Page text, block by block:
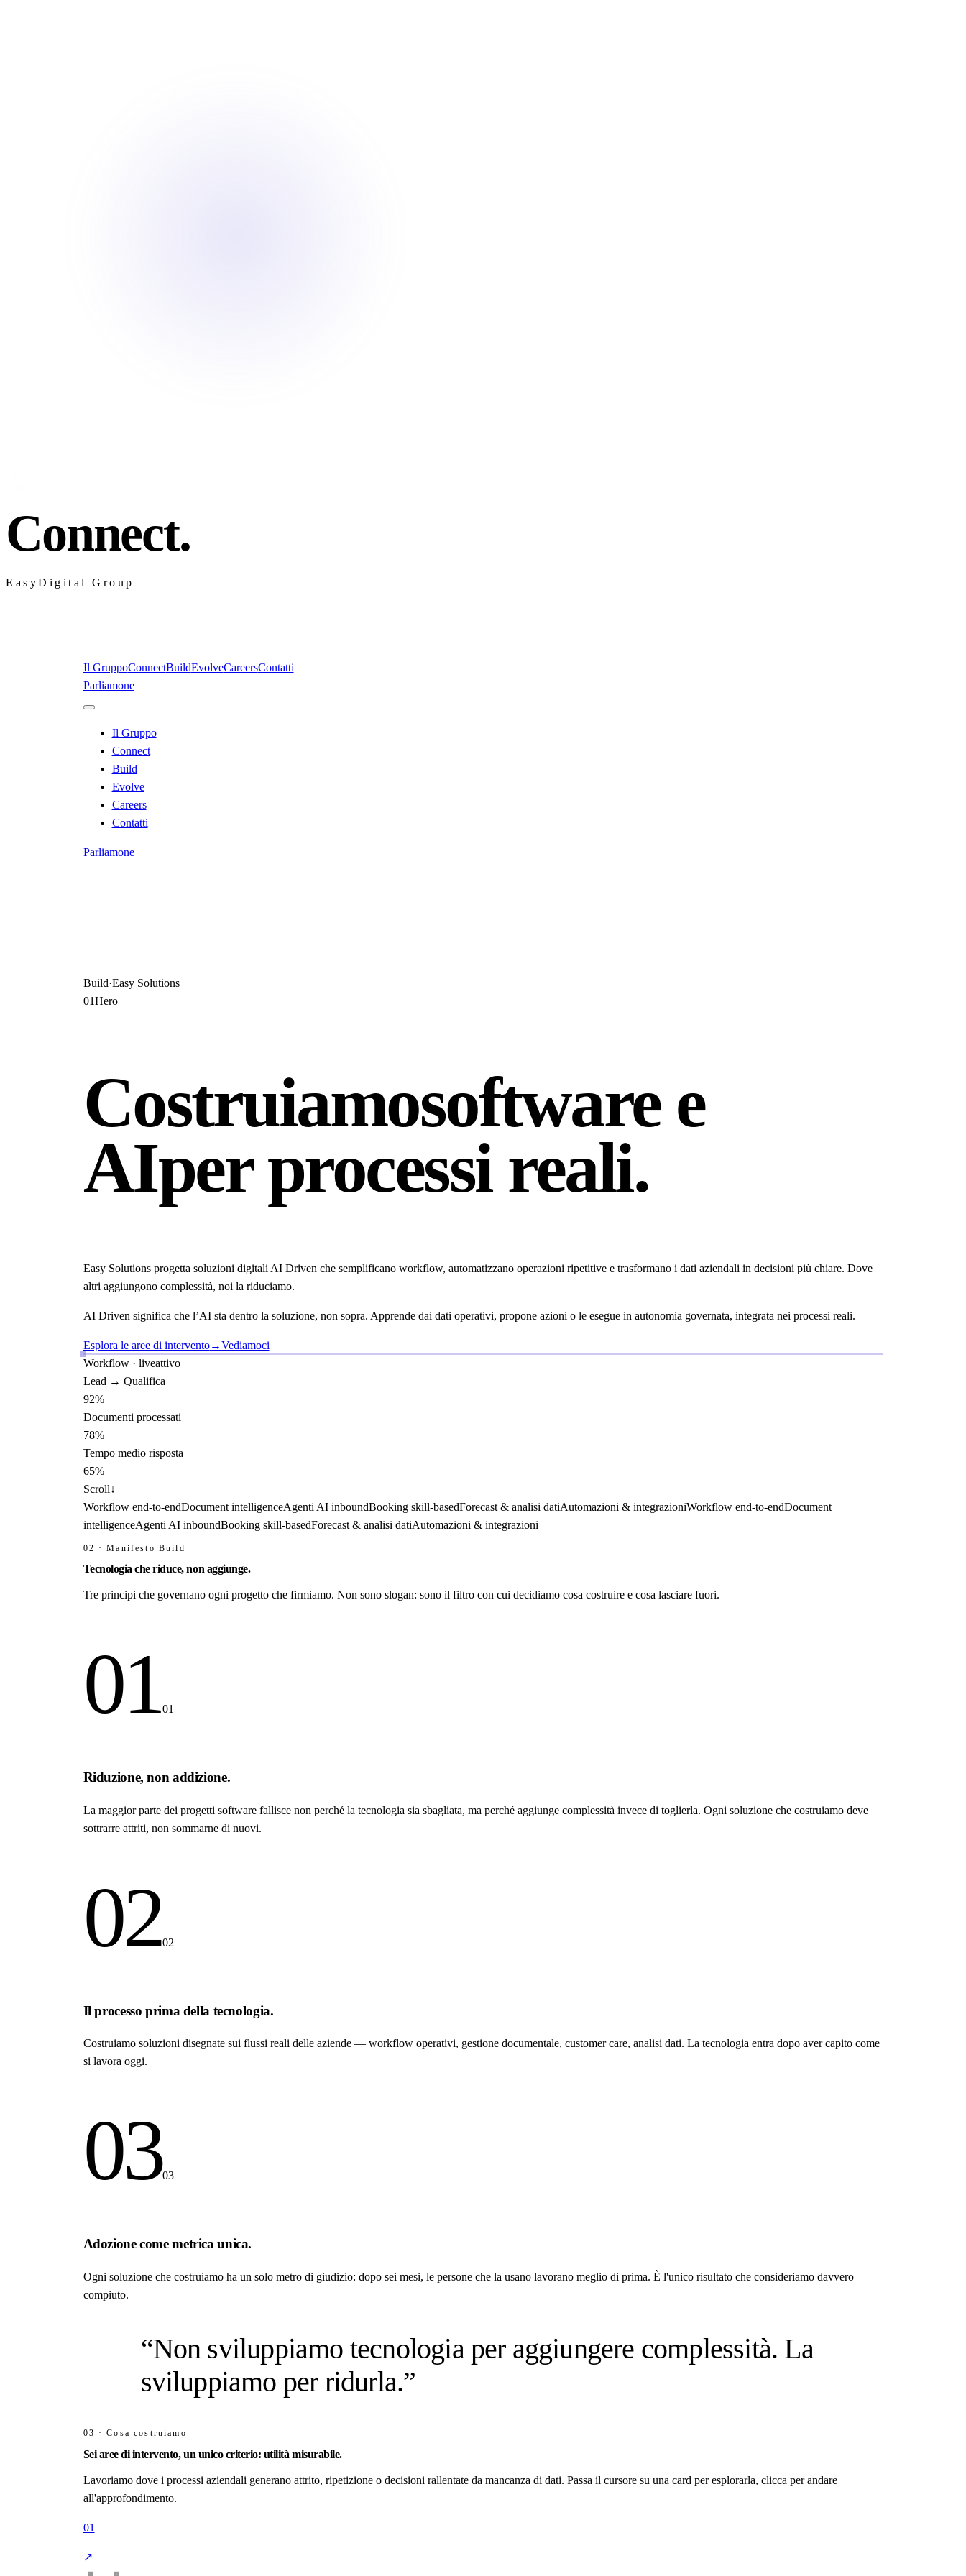
Connect.
EasyDigital Group
Il GruppoConnectBuildEvolveCareersContatti
Parliamone
Il Gruppo
Connect
Build
Evolve
Careers
Contatti
Parliamone
Build·Easy Solutions
01Hero
Costruiamosoftware e
AIper processi reali.
Easy Solutions progetta soluzioni digitali AI Driven che semplificano workflow, automatizzano operazioni ripetitive e trasformano i dati aziendali in decisioni più chiare. Dove
altri aggiungono complessità, noi la riduciamo.
AI Driven significa che l’AI sta dentro la soluzione, non sopra. Apprende dai dati operativi, propone azioni o le esegue in autonomia governata, integrata nei processi reali.
Esplora le aree di intervento→Vediamoci
Workflow · liveattivo
Lead → Qualifica
92%
Documenti processati
78%
Tempo medio risposta
65%
Scroll↓
Workflow end-to-endDocument intelligenceAgenti AI inboundBooking skill-basedForecast & analisi datiAutomazioni & integrazioniWorkflow end-to-endDocument
intelligenceAgenti AI inboundBooking skill-basedForecast & analisi datiAutomazioni & integrazioni
02 · Manifesto Build
Tecnologia cheriduce, non aggiunge.
Tre principi che governano ogni progetto che firmiamo. Non sono slogan: sono il filtro con cui decidiamo cosa costruire e cosa lasciare fuori.
0101
Riduzione, non addizione.
La maggior parte dei progetti software fallisce non perché la tecnologia sia sbagliata, ma perché aggiunge complessità invece di toglierla. Ogni soluzione che costruiamo deve
sottrarre attriti, non sommarne di nuovi.
0202
Il processo prima della tecnologia.
Costruiamo soluzioni disegnate sui flussi reali delle aziende — workflow operativi, gestione documentale, customer care, analisi dati. La tecnologia entra dopo aver capito come
si lavora oggi.
0303
Adozione come metrica unica.
Ogni soluzione che costruiamo ha un solo metro di giudizio: dopo sei mesi, le persone che la usano lavorano meglio di prima. È l'unico risultato che consideriamo davvero
compiuto.
“Non sviluppiamo tecnologia per aggiungere complessità. La
sviluppiamo per ridurla.”
03 · Cosa costruiamo
Sei aree di intervento, un unico criterio: utilità misurabile.
Lavoriamo dove i processi aziendali generano attrito, ripetizione o decisioni rallentate da mancanza di dati. Passa il cursore su una card per esplorarla, clicca per andare
all'approfondimento.
01
↗